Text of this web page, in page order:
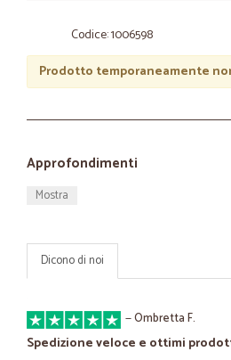
Codice: 1006598
Prodotto temporaneamente
Approfondimenti
Mostra
Dicono di noi
—Ombretta F.
Spedizione veloce e ottimi